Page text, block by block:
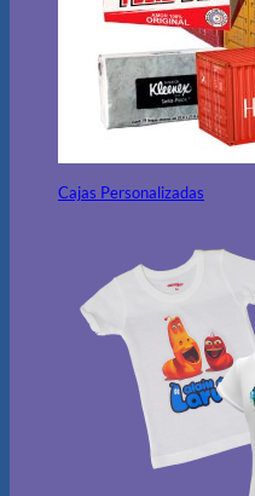
Cajas Personalizadas